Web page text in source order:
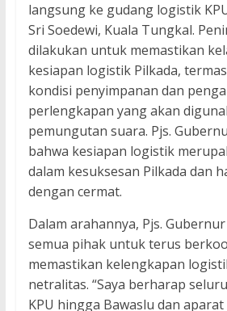
langsung ke gudang logistik
Sri Soedewi, Kuala Tungkal.
dilakukan untuk memastikan
kesiapan logistik Pilkada,
kondisi penyimpanan dan
perlengkapan yang akan
pemungutan suara. Pjs.
bahwa kesiapan logistik
dalam kesuksesan Pilkada dan
dengan cermat.
Dalam arahannya, Pjs.
semua pihak untuk terus
memastikan kelengkapan
netralitas. “Saya berharap
KPU hingga Bawaslu dan